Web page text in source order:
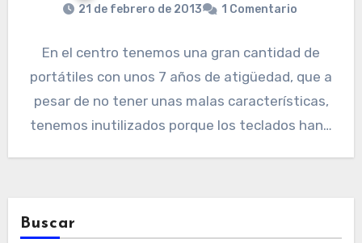
21 de febrero de 2013
1 Comentario
En el centro tenemos una gran cantidad de
portátiles con unos 7 años de atigüedad, que a
pesar de no tener unas malas características,
tenemos inutilizados porque los teclados han…
Buscar